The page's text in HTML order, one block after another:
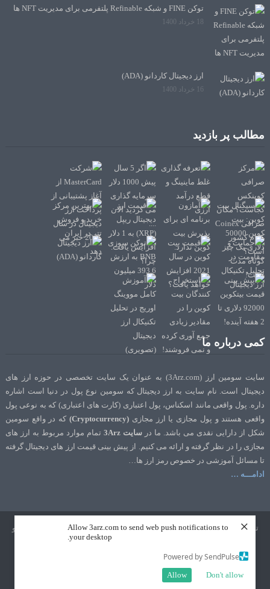
Allow 3arz.com to send web push notifications to
your desktop.
Powered by SendPulse
Don't allow
Allow
×
توکن FINE و شبکه Refinable پلتفرمی برای مدیریت NFT ها
18 خرداد 1400
ارز دیجیتال کاردانو (ADA)
16 خرداد 1400
مطالب پر بازدید
کمی درباره ما
سایت سومین ارز (3Arz.com) به عنوان یک سایت تخصصی در حوزه ارز های
دیجیتال است. نام سایت به ارز دیجیتال که سومین نوع پول در دنیا است اشاره
داره. پول واقعی مانند اسکناس، پول اعتباری (کارت های اعتباری) که به نوعی پول
واقعی هستند و پول مجازی یا ارز مجازی (Cryptocurrency)
که در واقع سومین
شکل از دارایی نقدی می باشد. ما در سایت 3Arz
تمام موارد مربوط به ارز های
مجازی را در نظر گرفته و ارائه می کنیم. از پیش بینی قیمت ارز های دیجیتال گرفته
تا مسائل آموزشی در خصوص رمز ارز ها…
ادامـــه …
تمامی حقوق نشر و تالیف برای سایت 3Arz.com محفوظ است. طراحی و سئو